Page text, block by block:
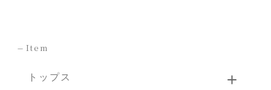
-Item
トップス